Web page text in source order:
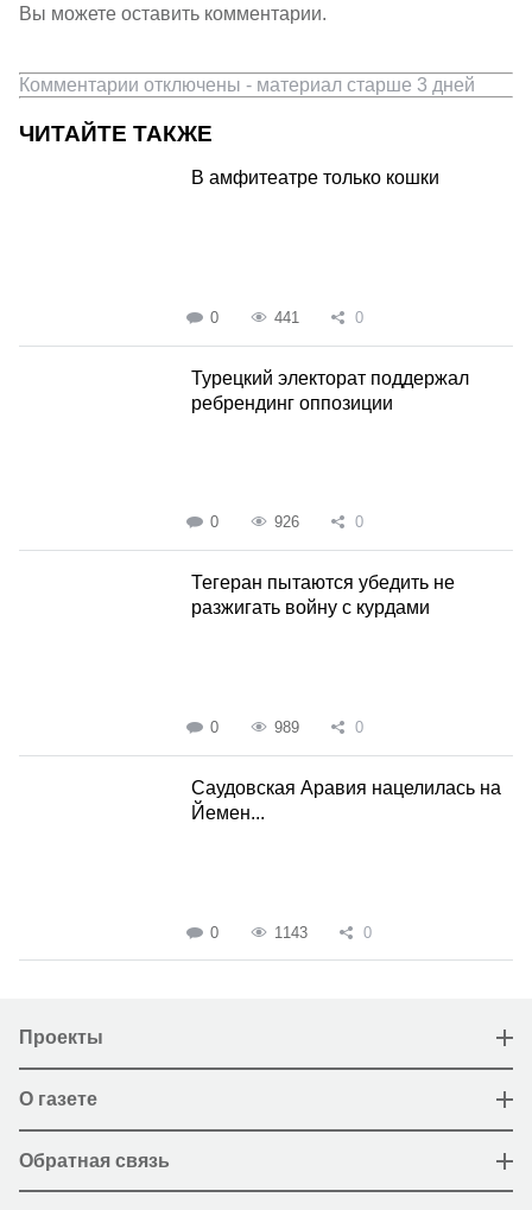
Вы можете оставить комментарии.
Комментарии отключены - материал старше 3 дней
ЧИТАЙТЕ ТАКЖЕ
В амфитеатре только кошки
0 441 0
Турецкий электорат поддержал
ребрендинг оппозиции
0 926 0
Тегеран пытаются убедить не
разжигать войну с курдами
0 989 0
Саудовская Аравия нацелилась на
Йемен...
0 1143 0
Проекты
О газете
Обратная связь